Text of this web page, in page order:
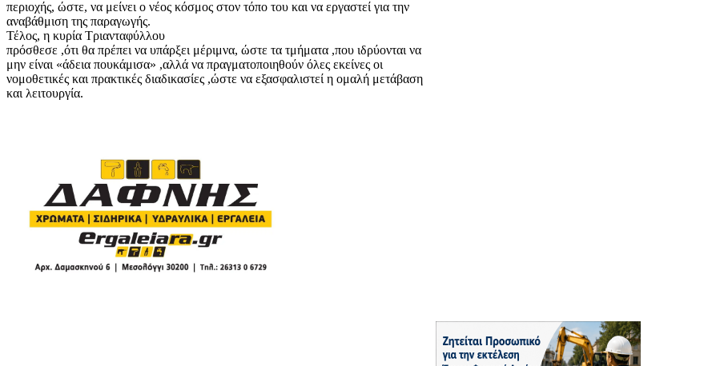
περιοχής, ώστε, να μείνει ο νέος κόσμος στον τόπο του και να εργαστεί για την
αναβάθμιση της παραγωγής.
Τέλος, η κυρία Τριανταφύλλου
πρόσθεσε ,ότι θα πρέπει να υπάρξει μέριμνα, ώστε τα τμήματα ,που ιδρύονται να
μην είναι «άδεια πουκάμισα» ,αλλά να πραγματοποιηθούν όλες εκείνες οι
νομοθετικές και πρακτικές διαδικασίες ,ώστε να εξασφαλιστεί η ομαλή μετάβαση
και λειτουργία.